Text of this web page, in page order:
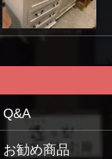
Q&A
お勧め商品